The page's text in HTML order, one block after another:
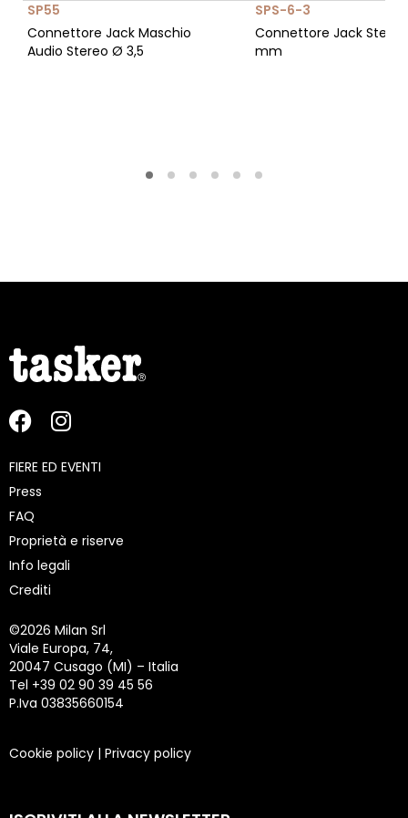
SP55
Connettore Jack Maschio
Audio Stereo Ø 3,5
SPS-6-3
Connettore Jack
mm
FIERE ED EVENTI
Press
FAQ
Proprietà e riserve
Info legali
Crediti
©2026 Milan Srl
Viale Europa, 74,
20047 Cusago (MI) – Italia
Tel +39 02 90 39 45 56
P.Iva 03835660154
Cookie policy | Privacy policy